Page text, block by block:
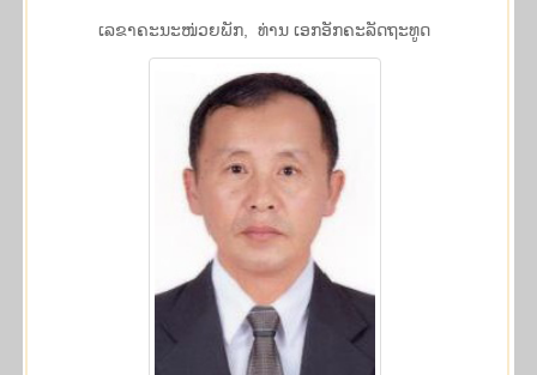
​ເລ​ຂາ​ຄະ​ນະ​ໜ່ວຍ​ພັກ, ທ່ານ ເອກ​ອັກ​ຄະ​ລັດ​ຖະ​ທູດ